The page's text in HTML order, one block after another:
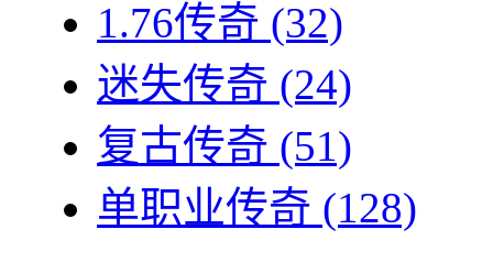
1.76传奇 (32)
迷失传奇 (24)
复古传奇 (51)
单职业传奇 (128)